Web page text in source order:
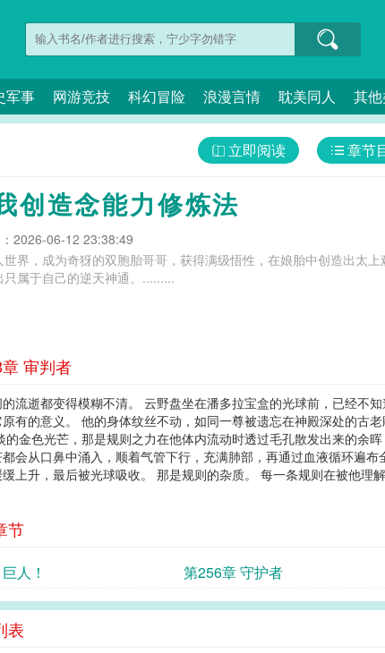
军事 网游竞技 科幻冒险 浪漫言情 耽美同人 其
章节
立即阅读
创造念能力修炼法
2026-06-12 23:38:49
界，成为奇犽的双胞胎哥哥，获得满级悟性，在娘胎中创造出太
属于自己的逆天神通。.........
审判者
流逝都变得模糊不清。 云野盘坐在潘多拉宝盒的光球前，已经不
有的意义。 他的身体纹丝不动，如同一尊被遗忘在神殿深处的古
金色光芒，那是规则之力在他体内流动时透过毛孔散发出来的余
会从口鼻中涌入，顺着气管下行，充满肺部，再通过血液循环遍布
上升，最后被光球吸收。 那是规则的杂质。 每一条规则在被他理
节
人！ 第256章 守护者
表